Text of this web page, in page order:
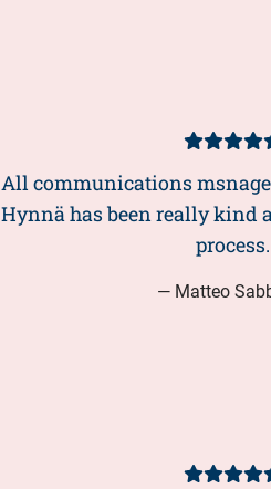
Kundbetyg
All communications
Hynnä has been really kind
process.
— Matteo
Kundbetyg